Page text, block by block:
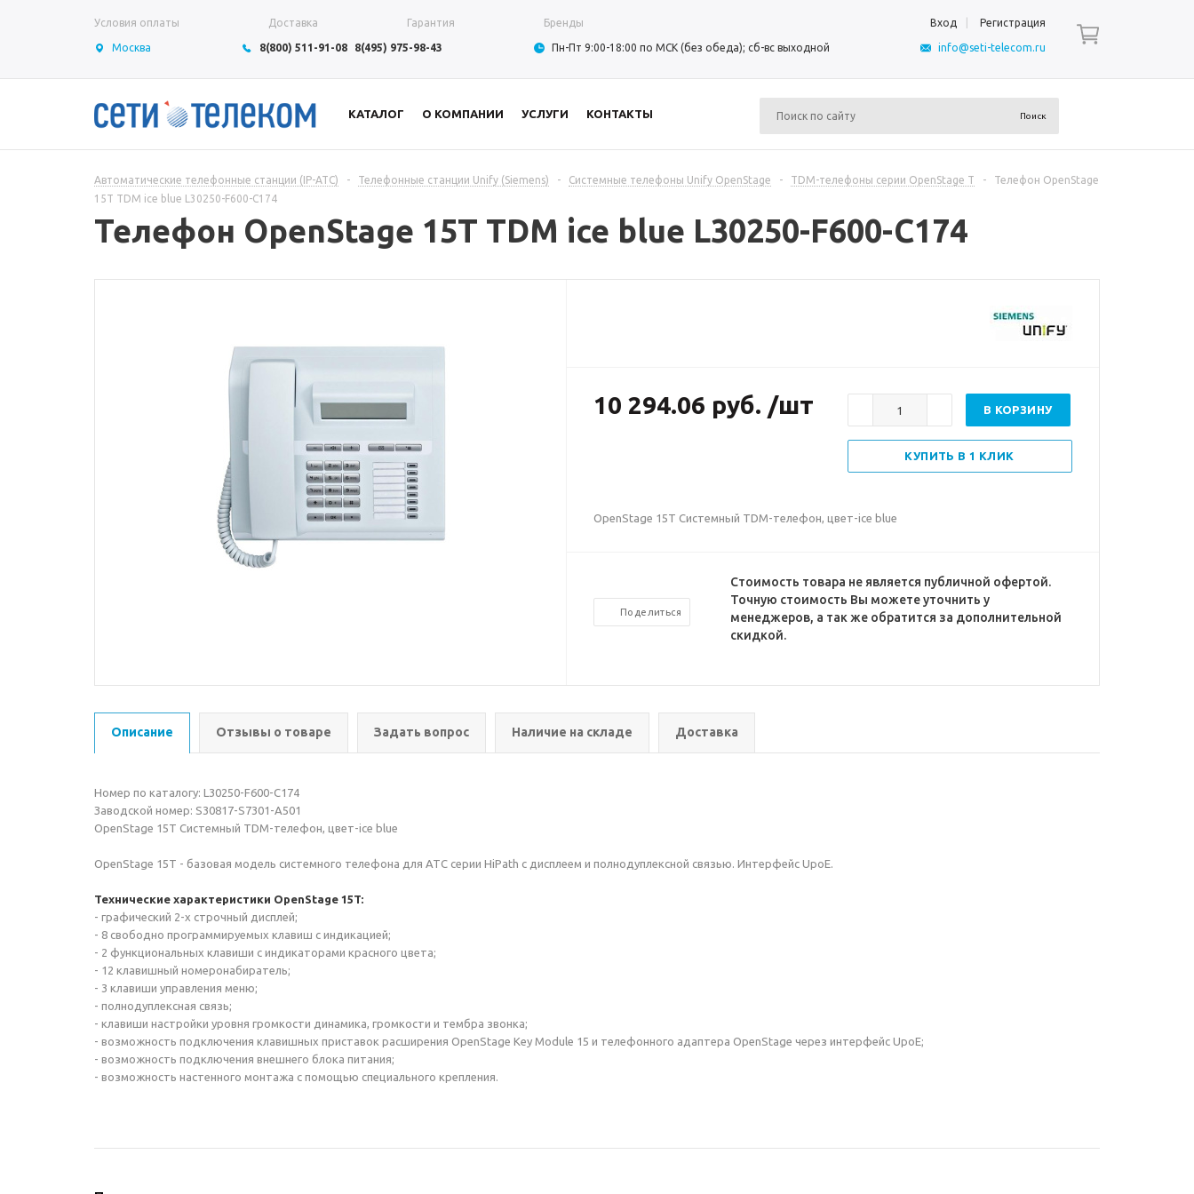
Условия оплаты Доставка Гарантия Бренды Вход Регистрация
Москва 8(800) 511-91-08 8(495) 975-98-43 Пн-Пт 9:00-18:00 по МСК (без обеда); сб-вс выходной info@seti-telecom.ru
КАТАЛОГ О КОМПАНИИ УСЛУГИ КОНТАКТЫ
Автоматические телефонные станции (IP-АТС) - Телефонные станции Unify (Siemens) - Системные телефоны Unify OpenStage - TDM-телефоны серии OpenStage T -
Телефон OpenStage
15T TDM ice blue L30250-F600-C174
Телефон OpenStage 15T TDM ice blue L30250-F600-C174
10 294.06 руб. /шт В КОРЗИНУ
КУПИТЬ В 1 КЛИК
OpenStage 15T Системный TDM-телефон, цвет-ice blue
Поделиться
Стоимость товара не является публичной офертой.
Точную стоимость Вы можете уточнить у
менеджеров, а так же обратится за дополнительной
скидкой.
Описание Отзывы о товаре Задать вопрос Наличие на складе Доставка
Номер по каталогу: L30250-F600-C174
Заводской номер: S30817-S7301-A501
OpenStage 15T Системный TDM-телефон, цвет-ice blue
OpenStage 15T - базовая модель системного телефона для АТС серии HiPath с дисплеем и полнодуплексной связью. Интерфейс UpoE.
Технические характеристики OpenStage 15T:
- графический 2-х строчный дисплей;
- 8 свободно программируемых клавиш с индикацией;
- 2 функциональных клавиши с индикаторами красного цвета;
- 12 клавишный номеронабиратель;
- 3 клавиши управления меню;
- полнодуплексная связь;
- клавиши настройки уровня громкости динамика, громкости и тембра звонка;
- возможность подключения клавишных приставок расширения OpenStage Key Module 15 и телефонного адаптера OpenStage через интерфейс UpoE;
- возможность подключения внешнего блока питания;
- возможность настенного монтажа с помощью специального крепления.